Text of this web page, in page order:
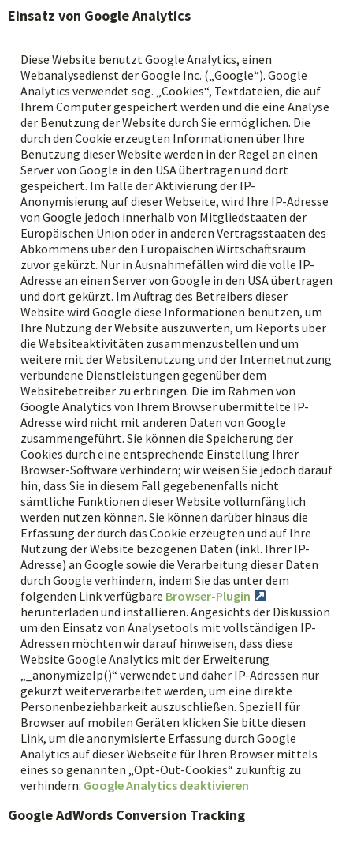
Einsatz von Google Analytics
Diese Website benutzt Google Analytics, einen
Webanalysedienst der Google Inc. („Google“). Google
Analytics verwendet sog. „Cookies“, Textdateien, die auf
Ihrem Computer gespeichert werden und die eine Analyse
der Benutzung der Website durch Sie ermöglichen. Die
durch den Cookie erzeugten Informationen über Ihre
Benutzung dieser Website werden in der Regel an einen
Server von Google in den USA übertragen und dort
gespeichert. Im Falle der Aktivierung der IP-
Anonymisierung auf dieser Webseite, wird Ihre IP-Adresse
von Google jedoch innerhalb von Mitgliedstaaten der
Europäischen Union oder in anderen Vertragsstaaten des
Abkommens über den Europäischen Wirtschaftsraum
zuvor gekürzt. Nur in Ausnahmefällen wird die volle IP-
Adresse an einen Server von Google in den USA übertragen
und dort gekürzt. Im Auftrag des Betreibers dieser
Website wird Google diese Informationen benutzen, um
Ihre Nutzung der Website auszuwerten, um Reports über
die Websiteaktivitäten zusammenzustellen und um
weitere mit der Websitenutzung und der Internetnutzung
verbundene Dienstleistungen gegenüber dem
Websitebetreiber zu erbringen. Die im Rahmen von
Google Analytics von Ihrem Browser übermittelte IP-
Adresse wird nicht mit anderen Daten von Google
zusammengeführt. Sie können die Speicherung der
Cookies durch eine entsprechende Einstellung Ihrer
Browser-Software verhindern; wir weisen Sie jedoch darauf
hin, dass Sie in diesem Fall gegebenenfalls nicht
sämtliche Funktionen dieser Website vollumfänglich
werden nutzen können. Sie können darüber hinaus die
Erfassung der durch das Cookie erzeugten und auf Ihre
Nutzung der Website bezogenen Daten (inkl. Ihrer IP-
Adresse) an Google sowie die Verarbeitung dieser Daten
durch Google verhindern, indem Sie das unter dem
folgenden Link verfügbare Browser-Plugin
herunterladen und installieren. Angesichts der Diskussion
um den Einsatz von Analysetools mit vollständigen IP-
Adressen möchten wir darauf hinweisen, dass diese
Website Google Analytics mit der Erweiterung
„_anonymizeIp()“ verwendet und daher IP-Adressen nur
gekürzt weiterverarbeitet werden, um eine direkte
Personenbeziehbarkeit auszuschließen. Speziell für
Browser auf mobilen Geräten klicken Sie bitte diesen
Link, um die anonymisierte Erfassung durch Google
Analytics auf dieser Webseite für Ihren Browser mittels
eines so genannten „Opt-Out-Cookies“ zukünftig zu
verhindern: Google Analytics deaktivieren
Google AdWords Conversion Tracking